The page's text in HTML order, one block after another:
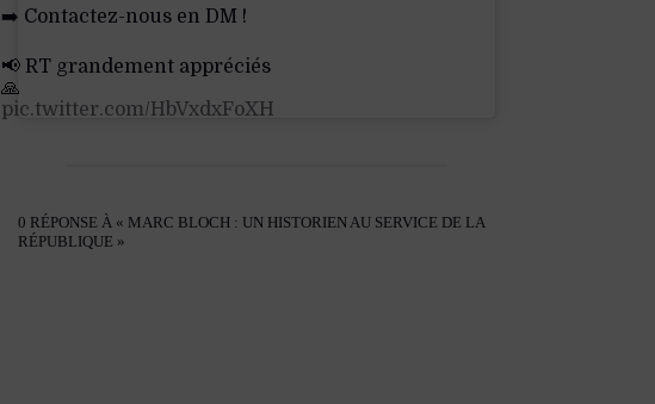
➡️ Contactez-nous en DM !
📢 RT grandement appréciés
🙏
pic.twitter.com/HbVxdxFoXH
0 RÉPONSE À « MARC BLOCH : UN HISTORIEN AU SERVICE DE LA
RÉPUBLIQUE »